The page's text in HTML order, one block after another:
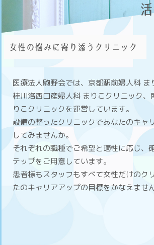
女性の悩みに寄り添うクリニック
医療法人駒野会では、京都駅前婦人科 ま
桂川洛西口産婦人科 まりこクリニック、
りこクリニックを運営しています。
設備の整ったクリニックであなたのキャ
してみませんか。
それぞれの職種でご希望と適性に応じ、
テップをご用意しています。
患者様もスタッフもすべて女性だけのク
たのキャリアアップの目標をかなえません